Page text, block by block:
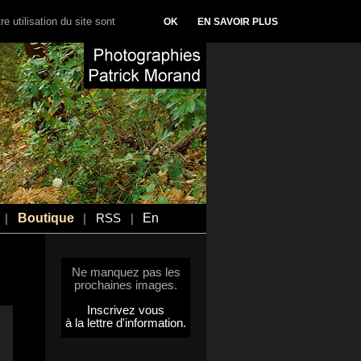
Boutique RSS En
Ne manquez pas les
prochaines images.
Inscrivez vous
à la lettre d'information.
utilisation du site sont OK EN SAVOIR PLUS